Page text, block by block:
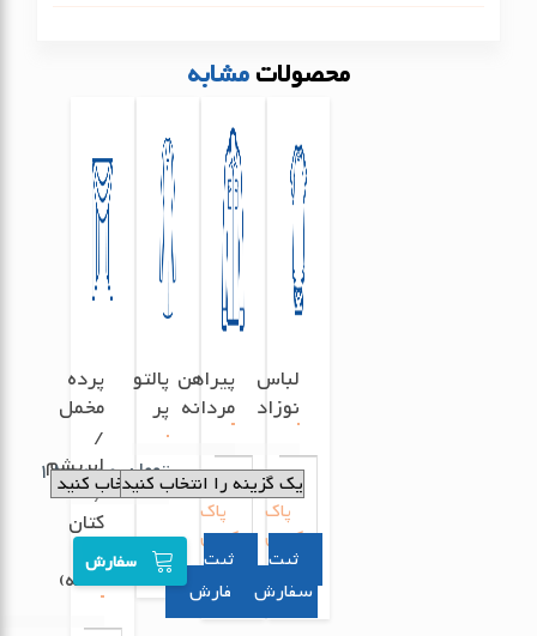
محصولاتمشابه
پرده
مخمل
/
ابریشم
/
کتان
(هر
تخته)
پالتو
پر
تومان180,000
سفارش
پیراهن
مردانه
پاک
کردن
سفارش
لباس
نوزاد
پاک
کردن
سفارش